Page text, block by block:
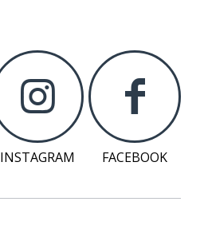
FACEBOOK
INSTAGRAM